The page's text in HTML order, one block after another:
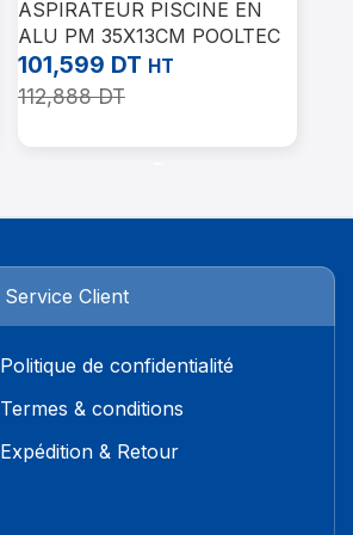
ASPIRATEUR PISCINE EN
ALU PM 35X13CM POOLTEC
101,599 DT HT
112,888DT
Service Client
Politique de confidentialité
Termes & conditions
Expédition & Retour